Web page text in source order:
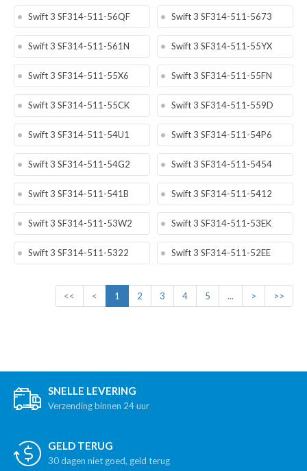
Swift 3 SF314-511-56QF Swift 3 SF314-511-5673
Swift 3 SF314-511-561N Swift 3 SF314-511-55YX
Swift 3 SF314-511-55X6 Swift 3 SF314-511-55FN
Swift 3 SF314-511-55CK Swift 3 SF314-511-559D
Swift 3 SF314-511-54U1 Swift 3 SF314-511-54P6
Swift 3 SF314-511-54G2 Swift 3 SF314-511-5454
Swift 3 SF314-511-541B Swift 3 SF314-511-5412
Swift 3 SF314-511-53W2 Swift 3 SF314-511-53EK
Swift 3 SF314-511-5322 Swift 3 SF314-511-52EE
<< < 1 2 3 4 5 ... > >>
SNELLE LEVERING
Verzending binnen 24 uur
GELD TERUG
30 dagen niet goed, geld terug